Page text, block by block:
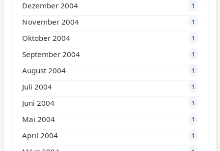
Dezember 2004 1
November 2004 1
Oktober 2004 1
September 2004 1
August 2004 1
Juli 2004 1
Juni 2004 1
Mai 2004 1
April 2004 1